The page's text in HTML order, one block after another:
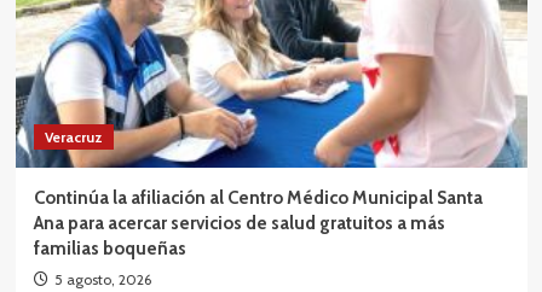
Veracruz
Continúa la afiliación al Centro Médico Municipal Santa
Ana para acercar servicios de salud gratuitos a más
familias boqueñas
5 agosto, 2026